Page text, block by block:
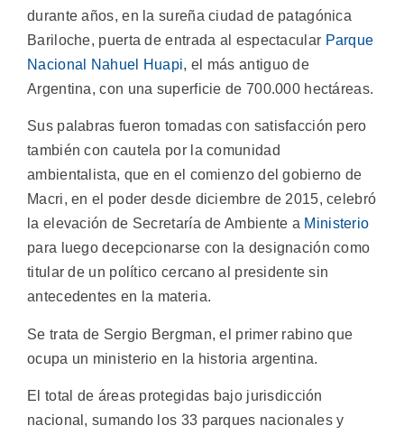
durante años, en la sureña ciudad de patagónica
Bariloche, puerta de entrada al espectacular Parque
Nacional Nahuel Huapi, el más antiguo de
Argentina, con una superficie de 700.000 hectáreas.
Sus palabras fueron tomadas con satisfacción pero
también con cautela por la comunidad
ambientalista, que en el comienzo del gobierno de
Macri, en el poder desde diciembre de 2015, celebró
la elevación de Secretaría de Ambiente a Ministerio
para luego decepcionarse con la designación como
titular de un político cercano al presidente sin
antecedentes en la materia.
Se trata de Sergio Bergman, el primer rabino que
ocupa un ministerio en la historia argentina.
El total de áreas protegidas bajo jurisdicción
nacional, sumando los 33 parques nacionales y